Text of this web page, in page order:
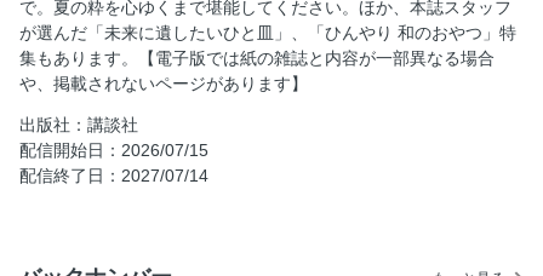
水の都を愛で、天然うなぎに舌鼓 島根うなぎ旅
取材後も忘れられない味を激論 また食べたいあの街のうな
ぎ
ちょいとで叶う贅沢気分 うな串飲み＆〆うなぎ
話題のうなぎを大調査① “埼玉育ち”武州うなぎの養鰻場を
直撃
漁獲量は？ 価格は？ 編集部が見た うなぎの今
で。夏の粋を心ゆくまで堪能してください。ほか、本誌スタッフ
が選んだ「未来に遺したいひと皿」、「ひんやり 和のおやつ」特
集もあります。【電子版では紙の雑誌と内容が一部異なる場合
や、掲載されないページがあります】
出版社：講談社
配信開始日：2026/07/15
配信終了日：2027/07/14